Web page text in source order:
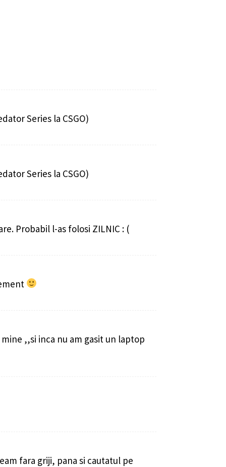
Series la CSGO)
Series la CSGO)
Probabil l-as folosi ZILNIC : (
,,si inca nu am gasit un laptop
fara griji, pana si cautatul pe